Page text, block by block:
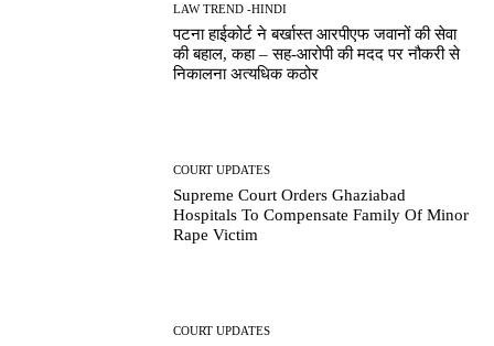
LAW TREND -HINDI
पटना हाईकोर्ट ने बर्खास्त आरपीएफ जवानों की सेवा
की बहाल, कहा – सह-आरोपी की मदद पर नौकरी से
निकालना अत्यधिक कठोर
COURT UPDATES
Supreme Court Orders Ghaziabad
Hospitals To Compensate Family Of Minor
Rape Victim
COURT UPDATES